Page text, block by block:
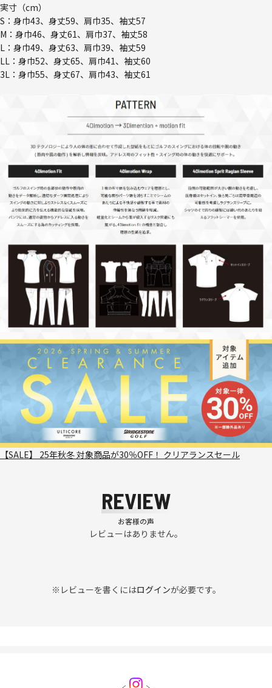
実寸（cm）
S：身巾43、身丈59、肩巾35、袖丈57
M：身巾46、身丈61、肩巾37、袖丈58
L：身巾49、身丈63、肩巾39、袖丈59
LL：身巾52、身丈65、肩巾41、袖丈60
3L：身巾55、身丈67、肩巾43、袖丈61
【SALE】 25年秋冬 対象商品が30％OFF！ クリアランスセール
REVIEW
お客様の声
レビューはありません。
※レビューを書くにはログインが必要です。